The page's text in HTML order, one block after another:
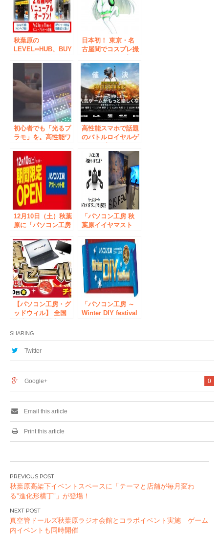
秋葉原の
LEVEL∞HUB、BUY
2016年7月23日
（土）より、リニュ
ーアルオープン！
日本初！ 東京・名
古屋間でコスプレ撮
ゼンスロボットによ
り東京・名古屋間で
コスプレイヤーを遠
隔撮影ができる！ 9
月10日（日）に体験
イベントを開催！！
初心者でも「光るプ
ラモ」を。高性能ワ
高性能スマホで話題
のバトルロイヤルゲ
ZenFone 5
×『PUBG
MOBILE』体験イベ
ントをパソコン工房
で開催！ ZenFone
で体験しよう！大人
気ゲームがもっと楽
しくなる！
12月10日（土）秋葉
原に「パソコン工房
期間限定オープン！
「パソコン工房 秋
葉原イイヤマスト
ーを拡張！ HTC
VIVEのルームスケ
ールVRを気軽に体
験出来る他、VIVE
動作推奨パソコンや
VR環境構築のご相
談受付が可能に。
【パソコン工房・グ
ッドウィル】 全国
ール」を開催中！
「パソコン工房 ～
Winter DIY festival
イベントを12月17日
SHARING
Twitter
0
Google+
Email this article
Print this article
投
稿
ナ
ビ
ゲ
秋葉原高架下イベントスペースに「テーマと店舗が毎⽉変わ
る”進化形横丁”」が登場！
真空管ドールズ秋葉原ラジオ会館とコラボイベント実施 ゲーム
内イベントも同時開催